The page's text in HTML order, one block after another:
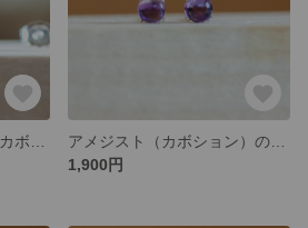
1,900円